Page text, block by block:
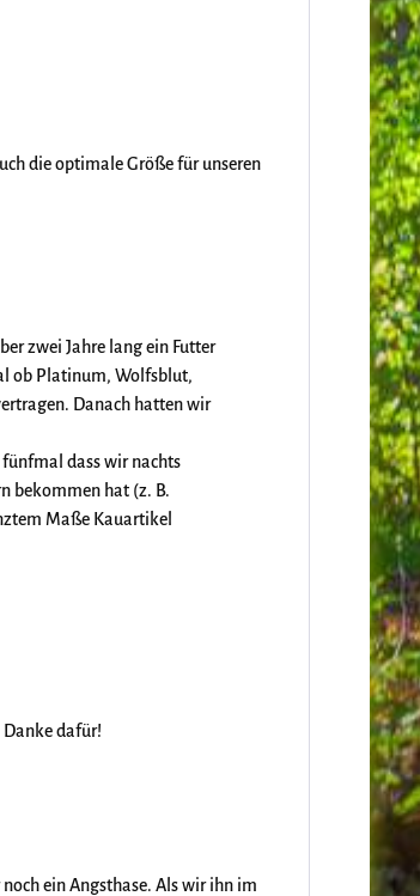
die optimale Größe für unseren
zwei Jahre lang ein Futter
ob Platinum, Wolfsblut,
Danach hatten wir
dass wir nachts
bekommen hat (z. B.
Maße Kauartikel
dafür!
ein Angsthase. Als wir ihn im